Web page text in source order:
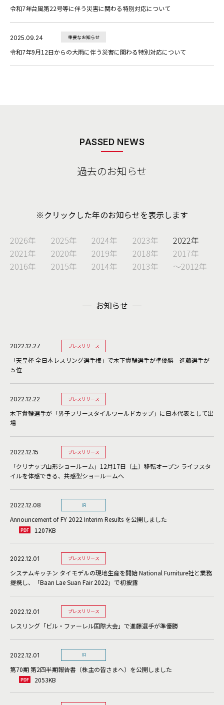
令和7年台風第22号等に伴う災害に関わる特別対応について
2025.09.24 重要なお知らせ
令和7年9月12日からの大雨に伴う災害に関わる特別対応について
PASSED NEWS
過去のお知らせ
※クリックした年のお知らせを表示します
2026年 2025年 2024年 2023年
2022年
2021年
2020年 2019年 2018年
2017年
2016年
2015年 2014年 2013年 ～2012年
お知らせ
2022.12.27 プレスリリース
「天皇杯 全日本レスリング選手権」で木下貴輪選手が準優勝 進藤選手が
５位
2022.12.22 プレスリリース
木下貴輪選手が「男子フリースタイルワールドカップ」に日本代表として出
場
2022.12.15 プレスリリース
「クリナップ山形ショールーム」12月17日（土）移転オープン ライフスタ
イルを体感できる、共感型ショールームへ
2022.12.08 IR
Announcement of FY 2022 Interim Results を公開しました
1207KB
2022.12.01 プレスリリース
システムキッチン タイモデルの現地生産を開始 National Furniture社と業務
提携し、「Baan Lae Suan Fair 2022」で初披露
2022.12.01 プレスリリース
レスリング「ビル・ファーレル国際大会」で進藤選手が準優勝
2022.12.01 IR
第70期 第2四半期報告書（株主の皆さまへ）を公開しました
2053KB